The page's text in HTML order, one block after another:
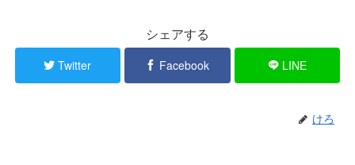
シェアする
Twitter Facebook LINE
けろ